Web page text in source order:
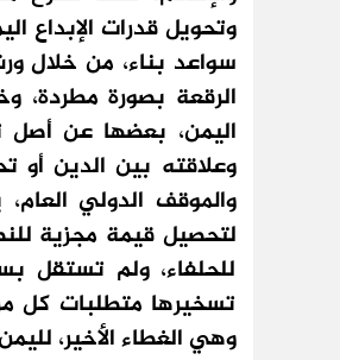
وتحويل قدرات الإبداع
سواعد بناء، من خلال
الرقعة بصورة
اليمن، بعضها عن أصل
وعلاقته بين الدين
والموقف الدولي
لتحصيل قيمة مجزية
للحلفاء، ولم تستقل
تسخيرها متطلبات كل
وهي الغطاء الأخير،